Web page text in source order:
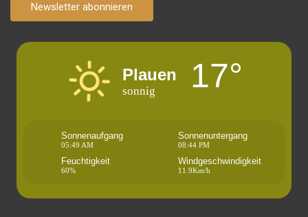
Newsletter abonnieren
Plauen
sonnig 17°
Sonnenaufgang
05:49 AM
Sonnenuntergang
08:44 PM
Feuchtigkeit
60%
Windgeschwindigkeit
11.9Km/h